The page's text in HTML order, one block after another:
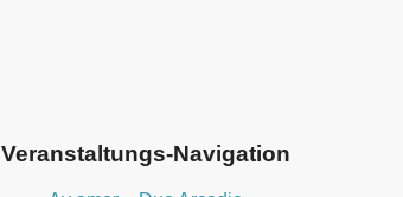
Veranstaltungs-Navigation